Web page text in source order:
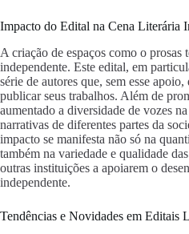
Impacto do Edital na Cena Literária
A criação de espaços como o
independente. Este edital, em
série de autores que, sem esse
publicar seus trabalhos. Além de
aumentado a diversidade de vozes
narrativas de diferentes partes da
impacto se manifesta não só na
também na variedade e qualidade
outras instituições a apoiarem o
independente.
Tendências e Novidades em Editais